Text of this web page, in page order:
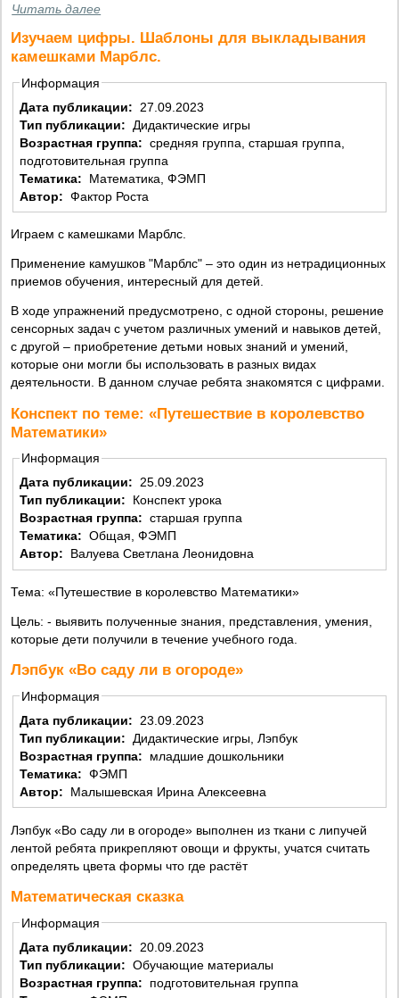
Читать далее
Изучаем цифры. Шаблоны для выкладывания
камешками Марблс.
Информация
Дата публикации:
27.09.2023
Тип публикации:
Дидактические игры
Возрастная группа: средняя группа, старшая группа,
подготовительная группа
Тематика:
Математика, ФЭМП
Автор: Фактор Роста
Играем с камешками Марблс.
Применение камушков "Марблс" – это один из нетрадиционных
приемов обучения, интересный для детей.
В ходе упражнений предусмотрено, с одной стороны, решение
сенсорных задач с учетом различных умений и навыков детей,
с другой – приобретение детьми новых знаний и умений,
которые они могли бы использовать в разных видах
деятельности. В данном случае ребята знакомятся с цифрами.
Конспект по теме: «Путешествие в королевство
Математики»
Информация
Дата публикации: 25.09.2023
Тип публикации:
Конспект урока
Возрастная группа: старшая группа
Тематика: Общая, ФЭМП
Автор:
Валуева Светлана Леонидовна
Тема: «Путешествие в королевство Математики»
Цель: - выявить полученные знания, представления, умения,
которые дети получили в течение учебного года.
Лэпбук «Во саду ли в огороде»
Информация
Дата публикации:
23.09.2023
Тип публикации:
Дидактические игры, Лэпбук
Возрастная группа:
младшие дошкольники
Тематика: ФЭМП
Автор:
Малышевская Ирина Алексеевна
Лэпбук «Во саду ли в огороде» выполнен из ткани с липучей
лентой ребята прикрепляют овощи и фрукты, учатся считать
определять цвета формы что где растёт
Математическая сказка
Информация
Дата публикации:
20.09.2023
Тип публикации: Обучающие материалы
Возрастная группа:
подготовительная группа